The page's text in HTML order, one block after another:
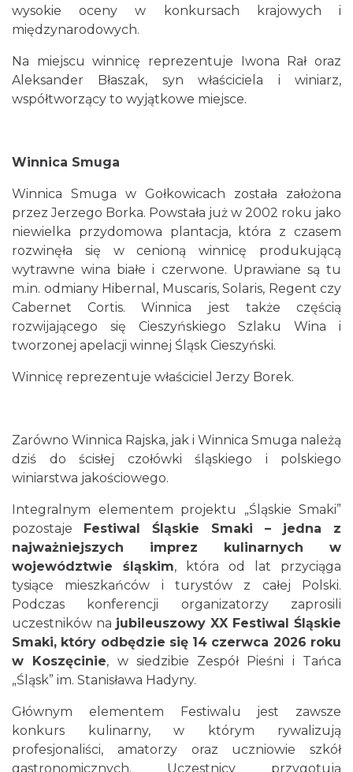
wysokie oceny w konkursach krajowych i
międzynarodowych.
Na miejscu winnicę reprezentuje Iwona Rał oraz
Aleksander Błaszak, syn właściciela i winiarz,
współtworzący to wyjątkowe miejsce.
Winnica Smuga
Winnica Smuga w Gołkowicach została założona
przez Jerzego Borka. Powstała już w 2002 roku jako
niewielka przydomowa plantacja, która z czasem
rozwinęła się w cenioną winnicę produkującą
wytrawne wina białe i czerwone. Uprawiane są tu
m.in. odmiany Hibernal, Muscaris, Solaris, Regent czy
Cabernet Cortis. Winnica jest także częścią
rozwijającego się Cieszyńskiego Szlaku Wina i
tworzonej apelacji winnej Śląsk Cieszyński.
Winnicę reprezentuje właściciel Jerzy Borek.
Zarówno Winnica Rajska, jak i Winnica Smuga należą
dziś do ścisłej czołówki śląskiego i polskiego
winiarstwa jakościowego.
Integralnym elementem projektu „Śląskie Smaki”
pozostaje Festiwal Śląskie Smaki – jedna z
najważniejszych imprez kulinarnych w
województwie śląskim, która od lat przyciąga
tysiące mieszkańców i turystów z całej Polski.
Podczas konferencji organizatorzy zaprosili
uczestników na jubileuszowy XX Festiwal Śląskie
Smaki, który odbędzie się 14 czerwca 2026 roku
w Koszęcinie, w siedzibie Zespół Pieśni i Tańca
„Śląsk” im. Stanisława Hadyny.
Głównym elementem Festiwalu jest zawsze
konkurs kulinarny, w którym rywalizują
profesjonaliści, amatorzy oraz uczniowie szkół
gastronomicznych. Uczestnicy przygotują